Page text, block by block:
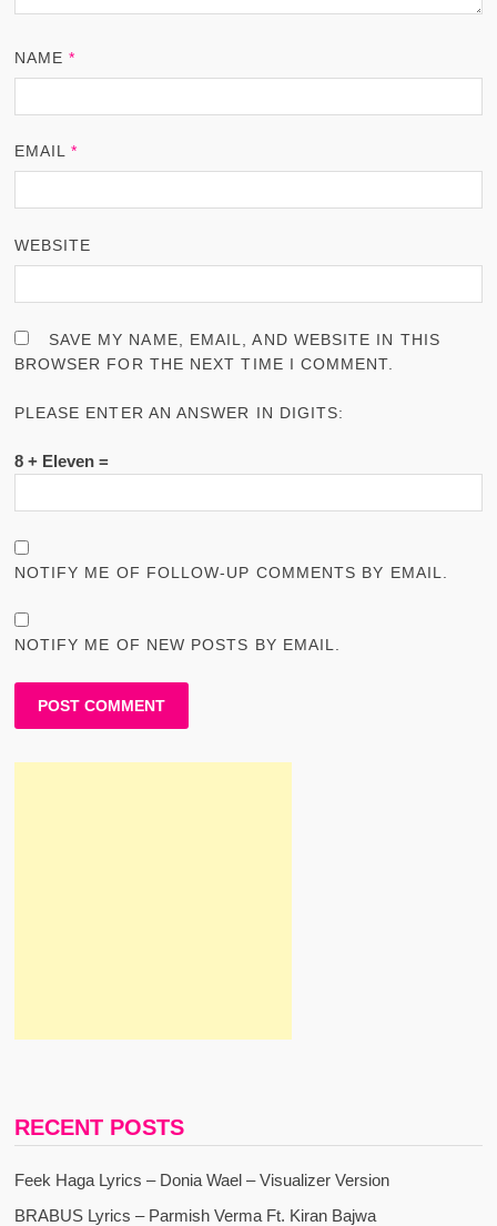
NAME*
EMAIL*
WEBSITE
SAVE MY NAME, EMAIL, AND WEBSITE IN THIS
BROWSER FOR THE NEXT TIME I COMMENT.
PLEASE ENTER AN ANSWER IN DIGITS:
8 + Eleven =
NOTIFY ME OF FOLLOW-UP COMMENTS BY EMAIL.
NOTIFY ME OF NEW POSTS BY EMAIL.
RECENT POSTS
Feek Haga Lyrics – Donia Wael – Visualizer Version
BRABUS Lyrics – Parmish Verma Ft. Kiran Bajwa